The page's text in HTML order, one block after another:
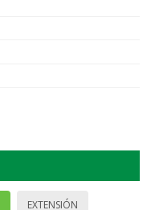
EXTENSIÓN